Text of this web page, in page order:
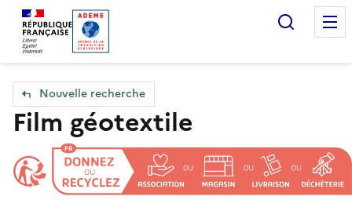
Accueil — Que Faire de mes objets & déchets
Nouvelle recherche
Film géotextile